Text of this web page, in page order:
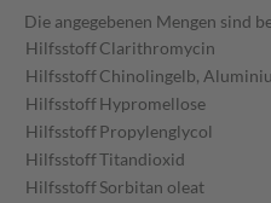
Die angegebenen Mengen sind
HilfsstoffClarithromycin
HilfsstoffChinolingelb,
HilfsstoffHypromellose
HilfsstoffPropylenglycol
HilfsstoffTitandioxid
HilfsstoffSorbitan oleat